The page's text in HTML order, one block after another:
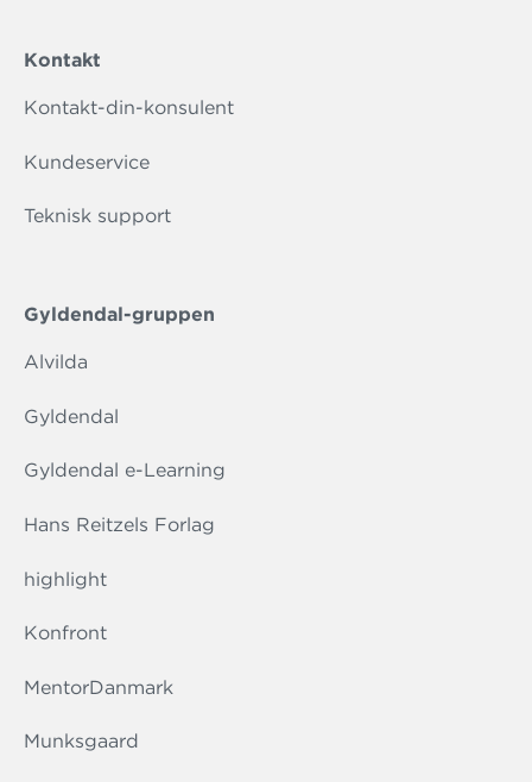
Kontakt
Kontakt-din-konsulent
Kundeservice
Teknisk support
Gyldendal-gruppen
Alvilda
Gyldendal
Gyldendal e-Learning
Hans Reitzels Forlag
highlight
Konfront
MentorDanmark
Munksgaard